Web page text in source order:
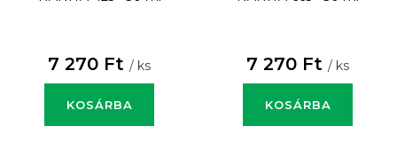
7 270 Ft / ks
KOSÁRBA
7 270 Ft / ks
KOSÁRBA